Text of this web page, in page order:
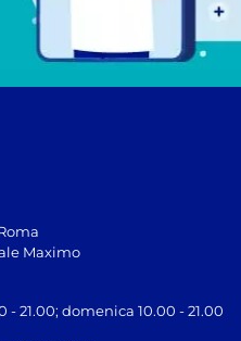
Maximo
21.00; domenica 10.00 - 21.00